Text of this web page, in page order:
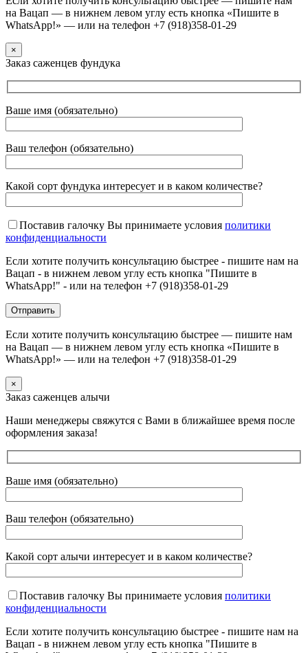
на Вацап — в нижнем левом углу есть кнопка «Пишите в
WhatsApp!» — или на телефон +7 (918)358-01-29
×
Заказ саженцев фундука
Ваше имя (обязательно)
Ваш телефон (обязательно)
Какой сорт фундука интересует и в каком количестве?
Поставив галочку Вы принимаете условия политики
конфиденциальности
Если хотите получить консультацию быстрее - пишите нам на
Вацап - в нижнем левом углу есть кнопка "Пишите в
WhatsApp!" - или на телефон +7 (918)358-01-29
Если хотите получить консультацию быстрее — пишите нам
на Вацап — в нижнем левом углу есть кнопка «Пишите в
WhatsApp!» — или на телефон +7 (918)358-01-29
×
Заказ саженцев алычи
Наши менеджеры свяжутся с Вами в ближайшее время после
оформления заказа!
Ваше имя (обязательно)
Ваш телефон (обязательно)
Какой сорт алычи интересует и в каком количестве?
Поставив галочку Вы принимаете условия политики
конфиденциальности
Если хотите получить консультацию быстрее - пишите нам на
Вацап - в нижнем левом углу есть кнопка "Пишите в